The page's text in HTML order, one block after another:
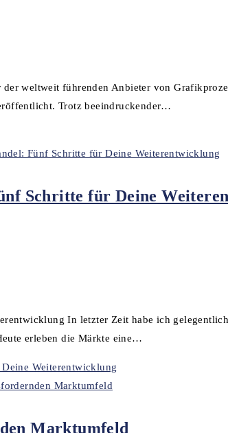
weltweit führenden Anbieter von
Trotz beeindruckender…
Schritte für Deine
In letzter Zeit habe ich
erleben die Märkte eine…
Weiterentwicklung
Marktumfeld